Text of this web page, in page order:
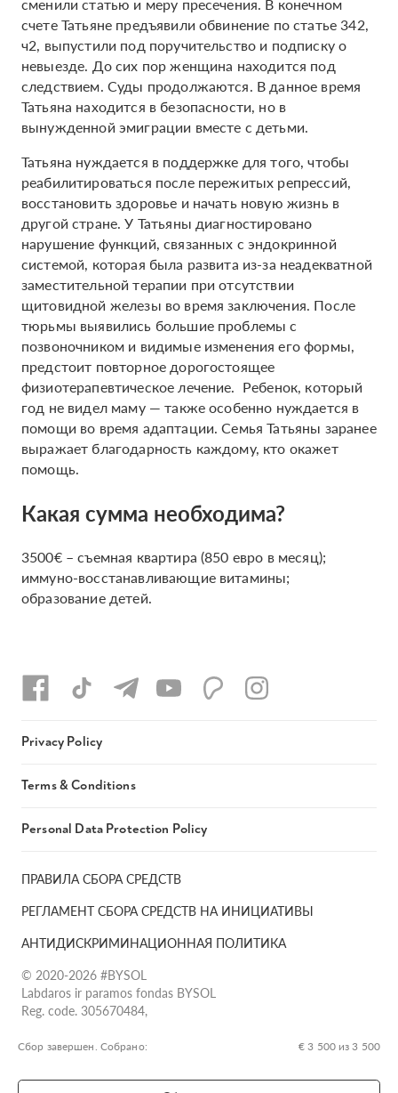
счете Татьяне предъявили обвинение по статье 342,
ч2, выпустили под поручительство и подписку о
невыезде. До сих пор женщина находится под
следствием. Суды продолжаются. В данное время
Татьяна находится в безопасности, но в
вынужденной эмиграции вместе с детьми.
Татьяна нуждается в поддержке для того, чтобы
реабилитироваться после пережитых репрессий,
восстановить здоровье и начать новую жизнь в
другой стране. У Татьяны диагностировано
нарушение функций, связанных с эндокринной
системой, которая была развита из-за неадекватной
заместительной терапии при отсутствии
щитовидной железы во время заключения. После
тюрьмы выявились большие проблемы с
позвоночником и видимые изменения его формы,
предстоит повторное дорогостоящее
физиотерапевтическое лечение. Ребенок, который
год не видел маму — также особенно нуждается в
помощи во время адаптации. Семья Татьяны заранее
выражает благодарность каждому, кто окажет
помощь.
Какая сумма необходима?
3500€ – съемная квартира (850 евро в месяц);
иммуно-восстанавливающие витамины;
образование детей.
Сбор завершен. Собрано: € 3 500 из 3 500
ПРАВИЛА СБОРА СРЕДСТВ
РЕГЛАМЕНТ СБОРА СРЕДСТВ НА ИНИЦИАТИВЫ
АНТИДИСКРИМИНАЦИОННАЯ ПОЛИТИКА
© 2020-2026 #BYSOL
Labdaros ir paramos fondas BYSOL
Reg. code. 305670484,
g.17-1, LT-13253
SWIFT kodas HABALT22
Privacy Policy
Terms & Conditions
Personal Data Protection Policy